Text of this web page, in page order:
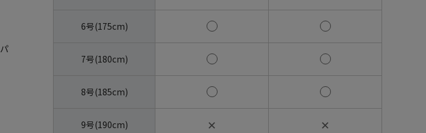
6号(175cm)
7号(180cm)
8号(185cm)
9号(190cm) ✕ ✕